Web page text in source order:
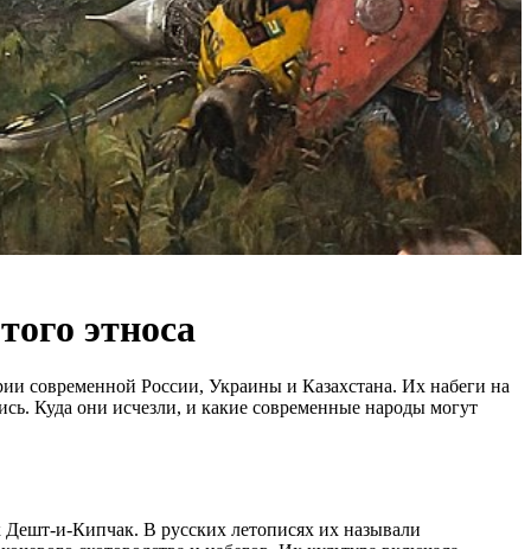
этноса
современной России, Украины и Казахстана. Их набеги на
Куда они исчезли, и какие современные народы могут
и-Кипчак. В русских летописях их называли